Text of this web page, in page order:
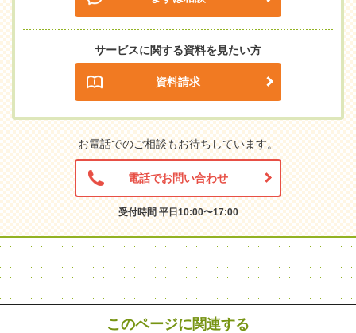
サービスに関する資料を見たい方
資料請求
お電話でのご相談もお待ちしています。
電話でお問い合わせ
受付時間 平日10:00〜17:00
このページに関連する